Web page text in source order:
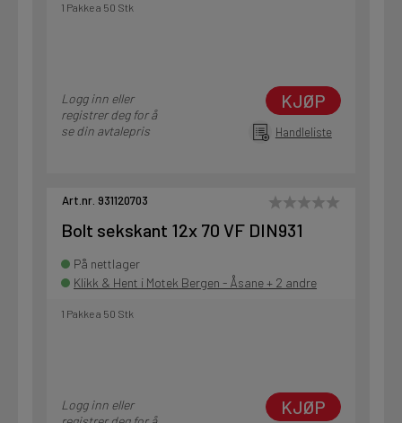
1 Pakke a 50 Stk
Logg inn eller
registrer deg for å
se din avtalepris
KJØP
Handleliste
Art.nr. 931120703
Bolt sekskant 12x 70 VF DIN931
På nettlager
Klikk & Hent i Motek Bergen - Åsane + 2 andre
1 Pakke a 50 Stk
Logg inn eller
KJØP